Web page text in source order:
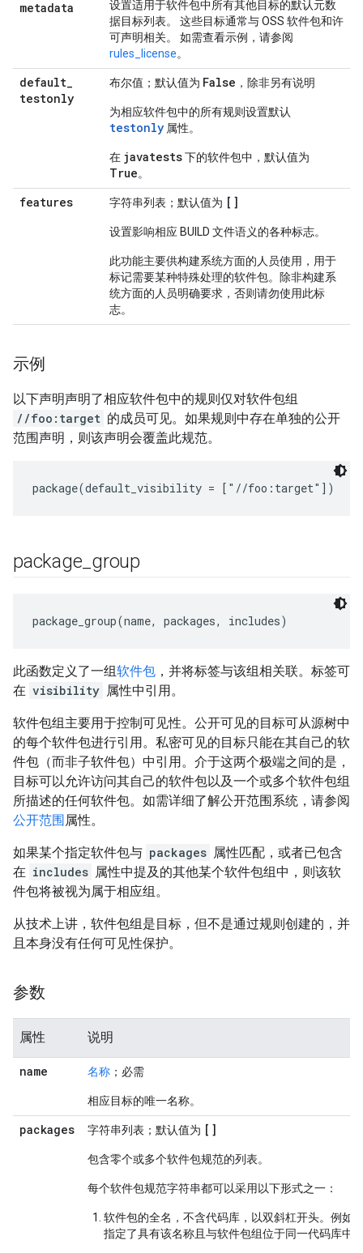
metadata
设置适用于软件包中所有其他目标的默认元数
据目标列表。 这些目标通常与 OSS 软件包和许
可声明相关。 如需查看示例，请参阅
rules_license。
default_
testonly
布尔值；默认值为 False ，除非另有说明
为相应软件包中的所有规则设置默认
testonly 属性。
在 javatests下的软件包中，默认值为
True。
features 字符串列表；默认值为 []
设置影响相应 BUILD 文件语义的各种标志。
此功能主要供构建系统方面的人员使用，用于
标记需要某种特殊处理的软件包。除非构建系
统方面的人员明确要求，否则请勿使用此标
志。
示例
以下声明声明了相应软件包中的规则仅对软件包组
//foo:target 的成员可见。如果规则中存在单独的公开
范围声明，则该声明会覆盖此规范。
package group
package_group(name, packages, includes)
此函数定义了一组软件包 ，并将标签与该组相关联。标签可
在 visibility 属性中引用。
软件包组主要用于控制可见性。公开可见的目标可从源树中
的每个软件包进行引用。私密可见的目标只能在其自己的软
件包（而非子软件包）中引用。介于这两个极端之间的是，
目标可以允许访问其自己的软件包以及一个或多个软件包组
所描述的任何软件包。如需详细了解公开范围系统，请参阅
公开范围属性。
如果某个指定软件包与 packages 属性匹配，或者已包含
在 includes 属性中提及的其他某个软件包组中，则该软
件包将被视为属于相应组。
从技术上讲，软件包组是目标，但不是通过规则创建的，并
且本身没有任何可见性保护。
参数
属性 说明
name 名称 ；必需
相应目标的唯一名称。
packages 字符串列表；默认值为 []
包含零个或多个软件包规范的列表。
每个软件包规范字符串都可以采用以下形式之一：
软件包的全名，不含代码库，以双斜杠开头。例如
指定了具有该名称且与软件包组位于同一代码库中